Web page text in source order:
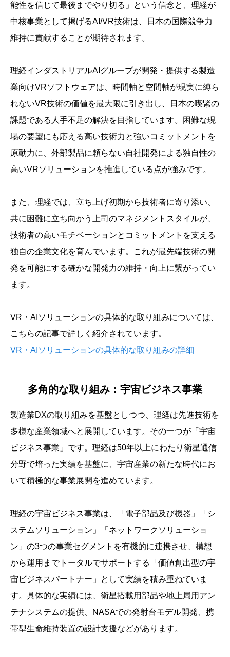
能性を信じて最後までやり切る」という信念と、理経が
中核事業として掲げるAI/VR技術は、日本の国際競争力
維持に貢献することが期待されます。
理経インダストリアルAIグループが開発・提供する製造
業向けVRソフトウェアは、時間軸と空間軸が現実に縛ら
れないVR技術の価値を最大限に引き出し、日本の喫緊の
課題である人手不足の解決を目指しています。困難な現
場の要望にも応える高い技術力と強いコミットメントを
原動力に、外部製品に頼らない自社開発による独自性の
高いVRソリューションを推進している点が強みです。
また、理経では、立ち上げ初期から技術者に寄り添い、
共に困難に立ち向かう上司のマネジメントスタイルが、
技術者の高いモチベーションとコミットメントを支える
独自の企業文化を育んでいます。これが最先端技術の開
発を可能にする確かな開発力の維持・向上に繋がってい
ます。
VR・AIソリューションの具体的な取り組みについては、
こちらの記事で詳しく紹介されています。
VR・AIソリューションの具体的な取り組みの詳細
多角的な取り組み：宇宙ビジネス事業
製造業DXの取り組みを基盤としつつ、理経は先進技術を
多様な産業領域へと展開しています。その一つが「宇宙
ビジネス事業」です。理経は50年以上にわたり衛星通信
分野で培った実績を基盤に、宇宙産業の新たな時代にお
いて積極的な事業展開を進めています。
理経の宇宙ビジネス事業は、「電子部品及び機器」「シ
ステムソリューション」「ネットワークソリューショ
ン」の3つの事業セグメントを有機的に連携させ、構想
から運用までトータルでサポートする「価値創出型の宇
宙ビジネスパートナー」として実績を積み重ねていま
す。具体的な実績には、衛星搭載用部品や地上局用アン
テナシステムの提供、NASAでの発射台モデル開発、携
帯型生命維持装置の設計支援などがあります。